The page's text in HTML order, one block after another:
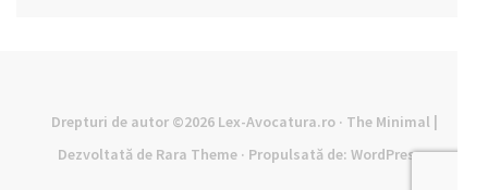
Drepturi de autor ©2026 Lex-Avocatura.ro· The Minimal |
Dezvoltată de Rara Theme · Propulsată de: WordPress·